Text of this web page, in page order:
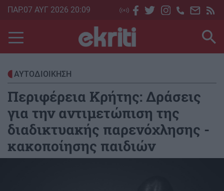
Skip
main
content
ΠΑΡ.07 ΑΥΓ 2026 20:09
ΑΥΤΟΔΙΟΙΚΗΣΗ
Περιφέρεια Κρήτης: Δράσεις
για την αντιμετώπιση της
διαδικτυακής παρενόχλησης -
κακοποίησης παιδιών